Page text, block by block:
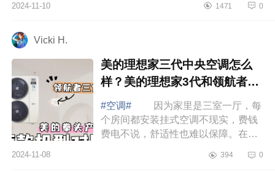
上，脸干得不行身子热得不行，但是
2024-11-10 1471 0
Vicki H.
美的理想家三代中央空调怎么
样？美的理想家3代和领航者3
代哪个好
#空调#
因为家里是三室一厅，每
个房间都安装挂式空调不现实，费钱
费电不说，舒适性也难以保障。在众
的智慧空气管家中央空调，下面小编
2024-11-08 394 0